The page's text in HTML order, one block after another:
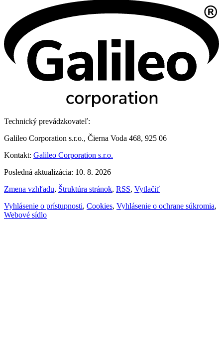
Technický prevádzkovateľ:
Galileo Corporation s.r.o., Čierna Voda 468, 925 06
Kontakt: Galileo Corporation s.r.o.
Posledná aktualizácia: 10. 8. 2026
Zmena vzhľadu, Štruktúra stránok, RSS, Vytlačiť
Vyhlásenie o prístupnosti, Cookies, Vyhlásenie o ochrane súkromia,
Webové sídlo